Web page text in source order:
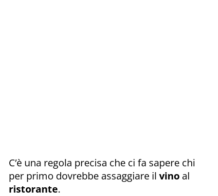
C’è una regola precisa che ci fa sapere chi
per primo dovrebbe assaggiare il vino al
ristorante.